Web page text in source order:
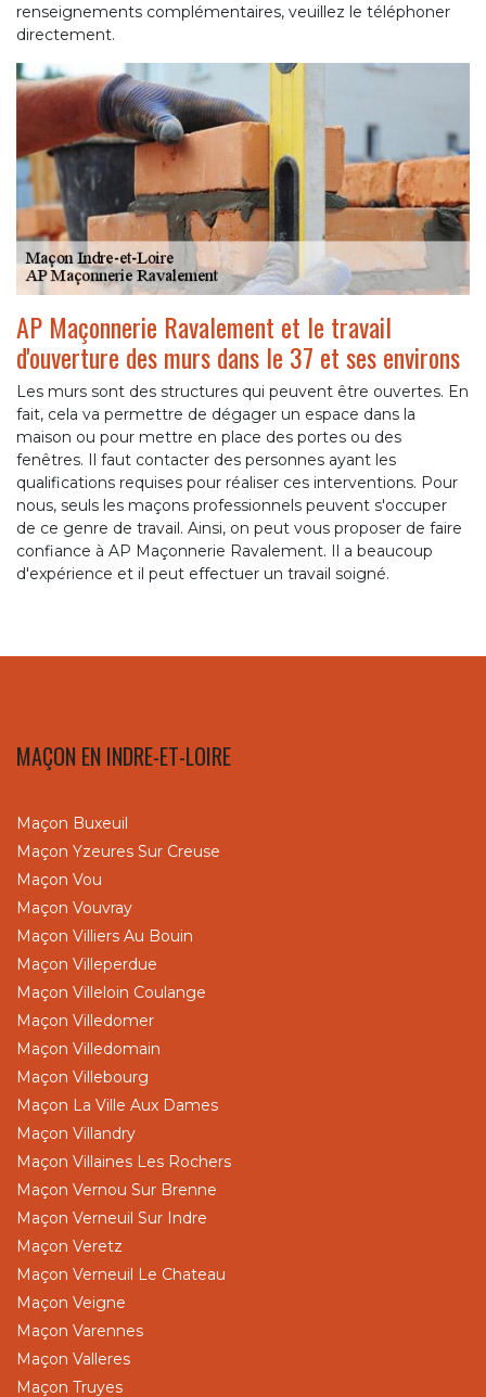
renseignements complémentaires, veuillez le téléphoner
directement.
AP Maçonnerie Ravalement et le travail
d'ouverture des murs dans le 37 et ses environs
Les murs sont des structures qui peuvent être ouvertes. En
fait, cela va permettre de dégager un espace dans la
maison ou pour mettre en place des portes ou des
fenêtres. Il faut contacter des personnes ayant les
qualifications requises pour réaliser ces interventions. Pour
nous, seuls les maçons professionnels peuvent s'occuper
de ce genre de travail. Ainsi, on peut vous proposer de faire
confiance à AP Maçonnerie Ravalement. Il a beaucoup
d'expérience et il peut effectuer un travail soigné.
MAÇON EN INDRE-ET-LOIRE
Maçon Buxeuil
Maçon Yzeures Sur Creuse
Maçon Vou
Maçon Vouvray
Maçon Villiers Au Bouin
Maçon Villeperdue
Maçon Villeloin Coulange
Maçon Villedomer
Maçon Villedomain
Maçon Villebourg
Maçon La Ville Aux Dames
Maçon Villandry
Maçon Villaines Les Rochers
Maçon Vernou Sur Brenne
Maçon Verneuil Sur Indre
Maçon Veretz
Maçon Verneuil Le Chateau
Maçon Veigne
Maçon Varennes
Maçon Valleres
Maçon Truyes